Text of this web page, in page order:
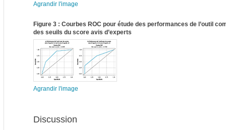
Agrandir l'image
Figure 3 : Courbes ROC pour étude des performances de l’outil
des seuils du score avis d’experts
Agrandir l'image
Discussion